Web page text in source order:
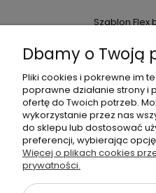
Szablon Flex
Pokaż
Dbamy o Twoją
Pliki cookies i pokrewne im
poprawne działanie strony
ofertę do Twoich potrzeb.
wykorzystanie przez nas
do sklepu lub dostosować
preferencji, wybierając
Więcej o plikach cookies
prywatności.